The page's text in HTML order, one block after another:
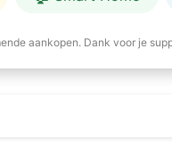
aankopen. Dank voor je